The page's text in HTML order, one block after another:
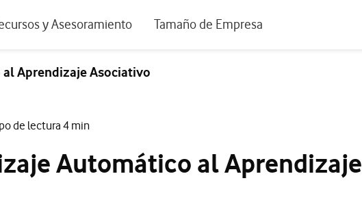
y Asesoramiento
y webinars
Tamaño de Empresa
Aprendizaje Asociativo
de lectura 4 min
Automático al Aprendizaje